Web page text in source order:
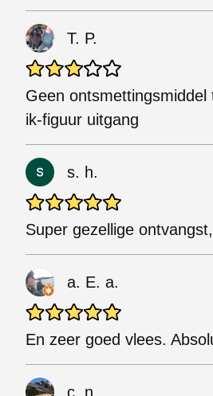
T. P.
Geen ontsmettingsmiddel
ik-figuur uitgang
s. h.
Super gezellige
a. E. a.
En zeer goed vlees.
c. n.